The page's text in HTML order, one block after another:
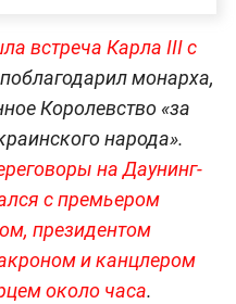
встреча Карла III с
монарха,
Королевство «за
народа».
на Даунинг-
с премьером
президентом
и канцлером
около часа.